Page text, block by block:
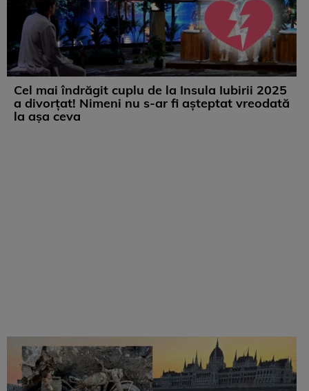
Cel mai îndrăgit cuplu de la Insula Iubirii 2025
a divorțat! Nimeni nu s-ar fi așteptat vreodată
la așa ceva